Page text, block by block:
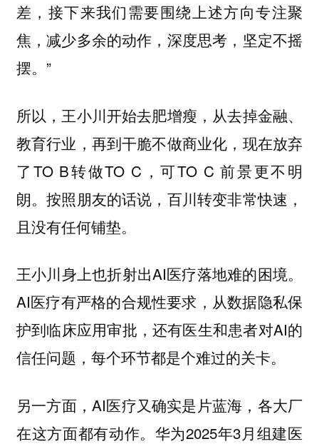
差，接下来我们需要围绕上述方向专注聚
焦，减少多余的动作，深度思考，坚定不摇
摆。”
所以，王小川开始去肥增瘦，从去掉金融、
教育行业，再到干脆不做商业化，现在放弃
了TO B转做TO C，可TO C 前景更不明
朗。按照朋友的话说，百川转变非常快速，
且没有任何铺垫。
王小川身上也折射出AI医疗落地难的困境。
AI医疗有严格的合规性要求，从数据隐私保
护到临床应用审批，还有医生和患者对AI的
信任问题，每个环节都是个难过的关卡。
另一方面，AI医疗又确实是片蓝海，各大厂
在这方面都有动作。华为2025年3月组建医